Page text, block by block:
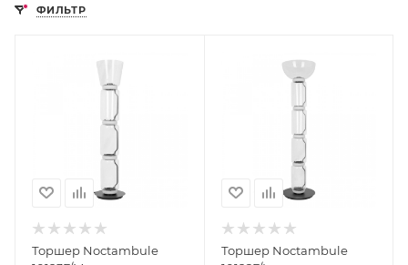
ФИЛЬТР
Торшер Noctambule
Торшер Noctambule